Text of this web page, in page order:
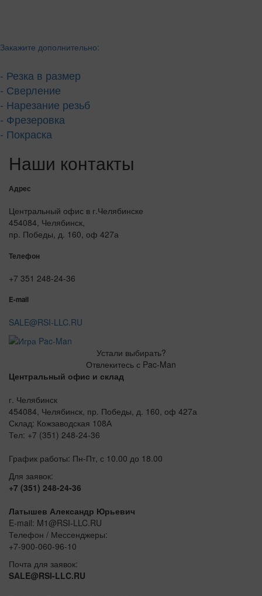
Закажите дополнительно:
- Резка в размер
- Сверление
- Нарезание резьб
- Фрезеровка
- Покраска
Наши контакты
Адрес
Центральный офис в г.Челябинске
454084, Челябинск,
пр. Победы, д. 160, оф 427а
Телефон
+7 351 248-24-36
E-mail
SALE@RSI-LLC.RU
Устали выбирать?
Отвлекитесь с Pac-Man
Центральный офис и склад
г. Челябинск
454084, Челябинск, пр. Победы, д. 160, оф 427а
Склад: Кожзаводская 108А
Тел: +7 (351) 248-24-36
График работы: Пн-Пт, с 10.00 до 18.00
Для заявок:
+7 (351) 248-24-36
Латышев Александр Юрьевич
E-mail: M1@RSI-LLC.RU
Телефон / Мессенджеры:
+7-900-060-96-10
Почта для заявок:
SALE@RSI-LLC.RU